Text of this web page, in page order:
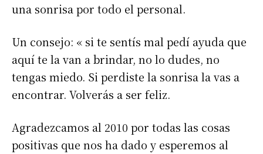
una sonrisa por todo el personal.
Un consejo: « si te sentís mal pedí ayuda que
aquí te la van a brindar, no lo dudes, no
tengas miedo. Si perdiste la sonrisa la vas a
encontrar. Volverás a ser feliz.
Agradezcamos al 2010 por todas las cosas
positivas que nos ha dado y esperemos al